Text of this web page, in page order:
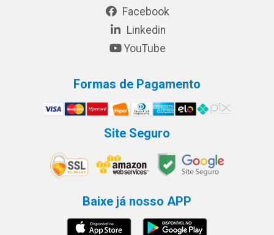
Facebook
Linkedin
YouTube
Formas de Pagamento
Site Seguro
Baixe já nosso APP